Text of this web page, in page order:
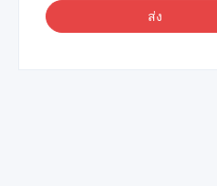
ส่ง